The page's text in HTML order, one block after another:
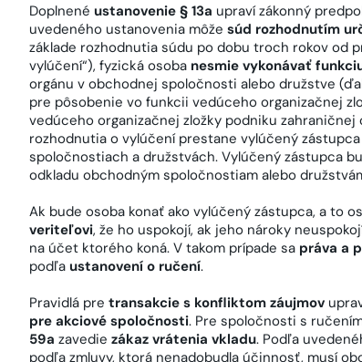
Doplnené ustanovenie § 13a upraví zákonný
uvedeného ustanovenia môže súd rozhodnutím
základe rozhodnutia súdu po dobu troch rokov od
vylúčení“), fyzická osoba nesmie vykonávať
orgánu v obchodnej spoločnosti alebo družstve
pre pôsobenie vo funkcii vedúceho organizačnej
vedúceho organizačnej zložky podniku
rozhodnutia o vylúčení prestane vylúčený
spoločnostiach a družstvách. Vylúčený zástupca
odkladu obchodným spoločnostiam alebo
Ak bude osoba konať ako vylúčený zástupca, a to
veriteľovi, že ho uspokojí, ak jeho nároky
na účet ktorého koná. V takom prípade sa práva a
podľa ustanovení o ručení.
Pravidlá pre transakcie s konfliktom záujmov
pre akciové spoločnosti. Pre spoločnosti s
59a zavedie zákaz vrátenia vkladu. Podľa
podľa zmluvy, ktorá nenadobudla účinnosť, musí